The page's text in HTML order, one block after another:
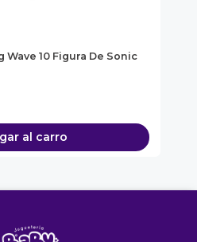
10 Figura De Sonic
al carro